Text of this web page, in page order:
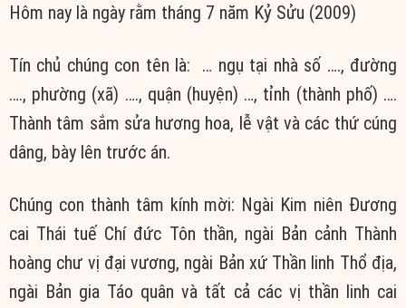
Hôm nay là ngày rằm tháng 7 năm Kỷ Sửu (2009)
Tín chủ chúng con tên là: … ngụ tại nhà số …., đường
…., phường (xã) …., quận (huyện) …, tỉnh (thành phố) ….
Thành tâm sắm sửa hương hoa, lễ vật và các thứ cúng
dâng, bày lên trước án.
Chúng con thành tâm kính mời: Ngài Kim niên Đương
cai Thái tuế Chí đức Tôn thần, ngài Bản cảnh Thành
hoàng chư vị đại vương, ngài Bản xứ Thần linh Thổ địa,
ngài Bản gia Táo quân và tất cả các vị thần linh cai